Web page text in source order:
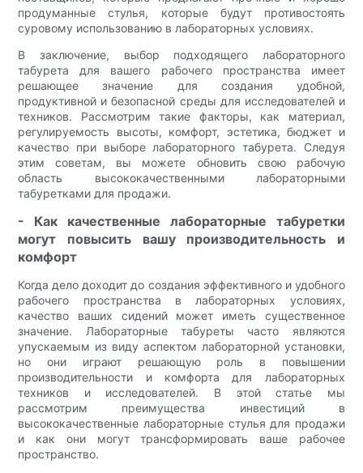
продуманные стулья, которые будут противостоять
суровому использованию в лабораторных условиях.
В заключение, выбор подходящего лабораторного
табурета для вашего рабочего пространства имеет
решающее значение для создания удобной,
продуктивной и безопасной среды для исследователей и
техников. Рассмотрим такие факторы, как материал,
регулируемость высоты, комфорт, эстетика, бюджет и
качество при выборе лабораторного табурета. Следуя
этим советам, вы можете обновить свою рабочую
область высококачественными лабораторными
табуретками для продажи.
- Как качественные лабораторные табуретки
могут повысить вашу производительность и
комфорт
Когда дело доходит до создания эффективного и удобного
рабочего пространства в лабораторных условиях,
качество ваших сидений может иметь существенное
значение. Лабораторные табуреты часто являются
упускаемым из виду аспектом лабораторной установки,
но они играют решающую роль в повышении
производительности и комфорта для лабораторных
техников и исследователей. В этой статье мы
рассмотрим преимущества инвестиций в
высококачественные лабораторные стулья для продажи
и как они могут трансформировать ваше рабочее
пространство.